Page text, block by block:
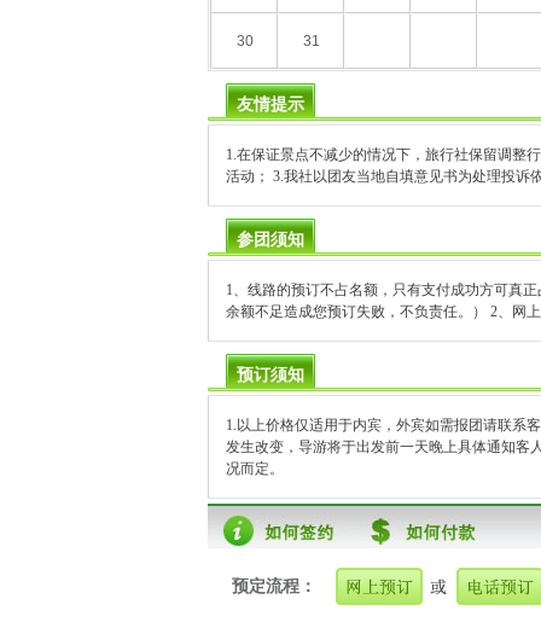
30 31
友情提示
1.在保证景点不减少的情况下，旅行社保留调整
活动； 3.我社以团友当地自填意见书为处理投诉
参团须知
1、线路的预订不占名额，只有支付成功方可真
余额不足造成您预订失败，不负责任。） 2、网
预订须知
1.以上价格仅适用于内宾，外宾如需报团请联系
发生改变，导游将于出发前一天晚上具体通知客
况而定。
预定流程：